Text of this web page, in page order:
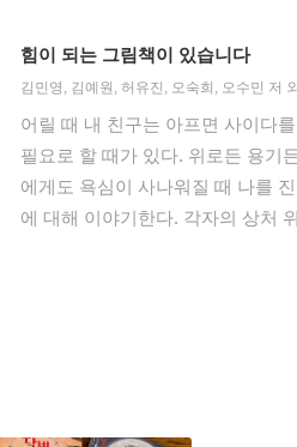
힘이 되는 그림책이 있습니다
김민영 , 김예원 , 허유진 , 오숙희 , 오수민 저
어릴 때 내 친구는 아프면 사이다
필요로 할 때가 있다. 위로든 용기
에게도 욕심이 사나워질 때 나를
에 대해 이야기한다. 각자의 상처